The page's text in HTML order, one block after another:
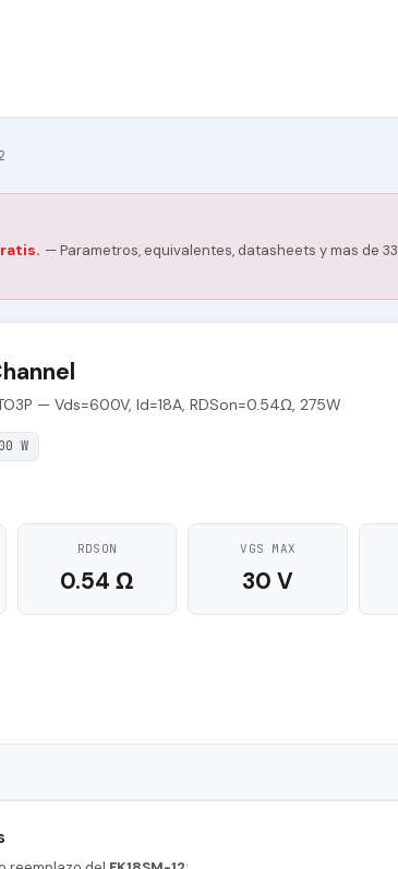
— Parametros, equivalentes, datasheets y mas de
— Vds=600V, Id=18A, RDSon=0.54Ω, 275W
W
RDSON
0.54 Ω
VGS MAX
30 V